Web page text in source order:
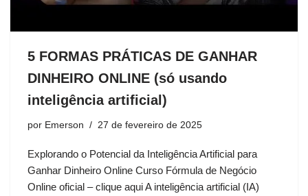
5 FORMAS PRÁTICAS DE GANHAR
DINHEIRO ONLINE (só usando
inteligência artificial)
por Emerson 27 de fevereiro de 2025
Explorando o Potencial da Inteligência Artificial para
Ganhar Dinheiro Online Curso Fórmula de Negócio
Online oficial – clique aqui A inteligência artificial (IA)